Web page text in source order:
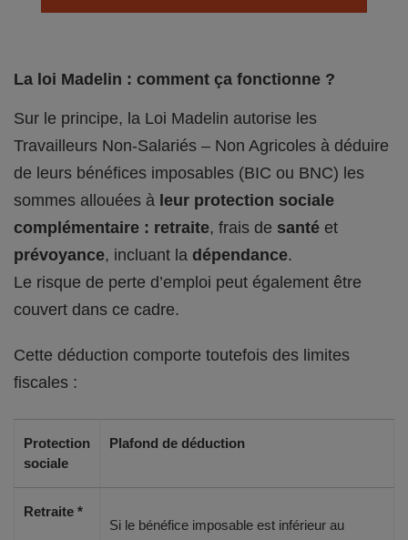
La loi Madelin : comment ça fonctionne ?
Sur le principe, la Loi Madelin autorise les
Travailleurs Non-Salariés – Non Agricoles à déduire
de leurs bénéfices imposables (BIC ou BNC) les
sommes allouées à leur protection sociale
complémentaire : retraite, frais de santé et
prévoyance, incluant la dépendance.
Le risque de perte d’emploi peut également être
couvert dans ce cadre.
Cette déduction comporte toutefois des limites
fiscales :
Protection
sociale
Plafond de déduction
Retraite *
Si le bénéfice imposable est inférieur au